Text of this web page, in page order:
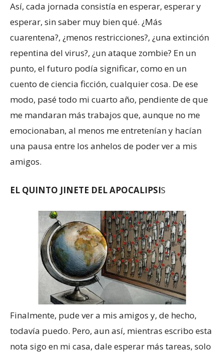
Así, cada jornada consistía en esperar, esperar y
esperar, sin saber muy bien qué. ¿Más
cuarentena?, ¿menos restricciones?, ¿una extinción
repentina del virus?, ¿un ataque zombie? En un
punto, el futuro podía significar, como en un
cuento de ciencia ficción, cualquier cosa. De ese
modo, pasé todo mi cuarto año, pendiente de que
me mandaran más trabajos que, aunque no me
emocionaban, al menos me entretenían y hacían
una pausa entre los anhelos de poder ver a mis
amigos.
EL QUINTO JINETE DEL APOCALIPSIS
Finalmente, pude ver a mis amigos y, de hecho,
todavía puedo. Pero, aun así, mientras escribo esta
nota sigo en mi casa, dale esperar más tareas, solo